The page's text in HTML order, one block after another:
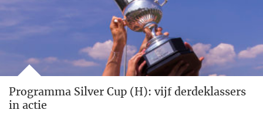
Programma Silver Cup (H): vijf derdeklassers
in actie